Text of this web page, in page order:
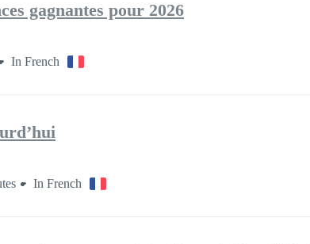
gagnantes pour 2026
In French
In French